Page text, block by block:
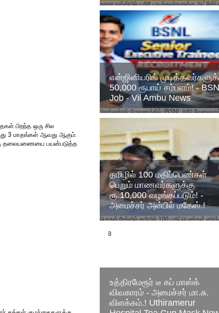
பிறந்த ஒரு சில
3 மாதங்கள் ஆவது ஆகும்.
தலையணையை பயன்படுத்த
கனரா வங்கியில் டிகிரி முடித்தவர்களுக்கு
விண்ணப்பம் வெளியாகியுள்ளது. Canara Bank
Apprentice Recruitment 2024, Apply online
என்ஜினியரிங்
50,000 ரூபாய் சம்பளம்! -
Job - Vil Ambu News
பிஎஸ்என்எல் நிறுவனத்தில் (BSNL job)
அறிவிக்கப்பட்டுள்ளது. மத்திய அரசின்
தமிழில் 100 மதிப்பெண்கள்
பெறும் மாணவர்களுக்கு
ரூ.10,000 வழங்கப்படும்! -
அமைச்சர் அன்பில் மகேஸ்.!
பொதுத் தேர்வில் தமிழில் 100 மதிப்பெண்கள்
வழங்கப்படும் என பள்ளிக்கல்வித் துறை அமைச்சர்
உத்திரமேரூர் டீ கப் மாஸ்க்
விவகாரம் - அமைச்சர் மா.சு.
விளக்கம்.! Uthiramerur